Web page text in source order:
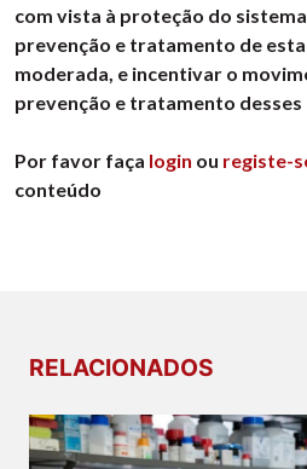
com vista à proteção do
prevenção e tratamento de
moderada, e incentivar o
prevenção e tratamento desses
Por favor faça login ou registe-
conteúdo
RELACIONADOS